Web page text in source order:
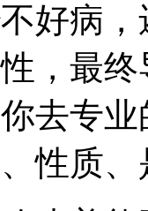
好病
，最
去专
性质